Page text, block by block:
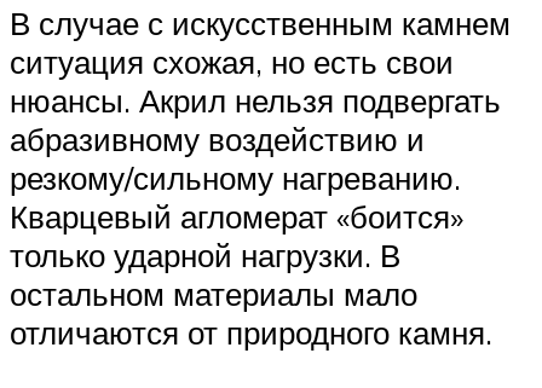
В случае с искусственным камнем
ситуация схожая, но есть свои
нюансы. Акрил нельзя подвергать
абразивному воздействию и
резкому/сильному нагреванию.
Кварцевый агломерат «боится»
только ударной нагрузки. В
остальном материалы мало
отличаются от природного камня.